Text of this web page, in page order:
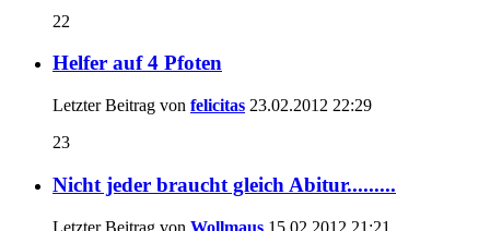
22
Helfer auf 4 Pfoten
Letzter Beitrag von felicitas 23.02.2012 22:29
23
Nicht jeder braucht gleich Abitur.........
Letzter Beitrag von Wollmaus 15.02.2012 21:21